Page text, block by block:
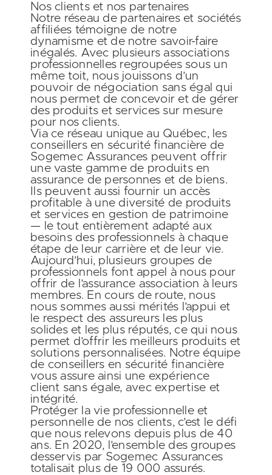
Nos clients et nos partenaires
Notre réseau de partenaires et sociétés
affiliées témoigne de notre
dynamisme et de notre savoir-faire
inégalés. Avec plusieurs associations
professionnelles regroupées sous un
même toit, nous jouissons d’un
pouvoir de négociation sans égal qui
nous permet de concevoir et de gérer
des produits et services sur mesure
pour nos clients.
Via ce réseau unique au Québec, les
conseillers en sécurité financière de
Sogemec Assurances peuvent offrir
une vaste gamme de produitsen
assurance de personnes et de biens.
Ils peuvent aussi fournir un accès
profitable à une diversité de produits
et services en gestion de patrimoine
— le tout entièrement adapté aux
besoins des professionnels à chaque
étape de leur carrière et de leur vie.
Aujourd’hui, plusieurs groupes de
professionnels font appel à nous pour
offrir de l’assurance association à leurs
membres. En cours de route, nous
nous sommes aussi mérités l’appui et
le respect des assureurs les plus
solides et les plus réputés,ce qui nous
permet d’offrir les meilleurs produits et
solutions personnalisées. Notre équipe
de conseillers en sécurité financière
vous assure ainsi une expérience
client sans égale, avec expertise et
intégrité.
Protéger la vie professionnelle et
personnelle de nos clients, c’est le défi
que nous relevons depuis plus de 40
ans. En 2020, l’ensemble des groupes
desservis par Sogemec Assurances
totalisait plus de 19 000 assurés.